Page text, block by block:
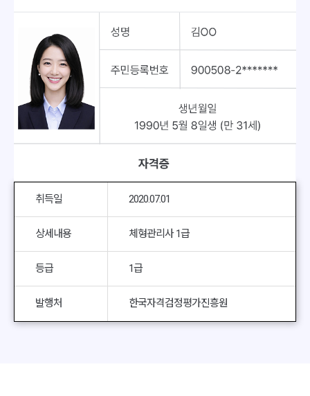
취득일 2020.07.01
상세내용 체형관리사 1급
등급 1급
발행처 한국자격검정평가진흥원